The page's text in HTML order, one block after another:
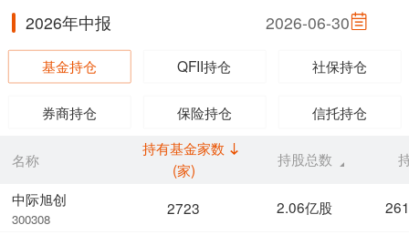
2026年中报 2026-06-30
基金持仓 QFII持仓 社保持仓
券商持仓 保险持仓 信托持仓
名称
中际旭创
300308
持有基金家数
(家)
持股总数
2723 2.06亿股